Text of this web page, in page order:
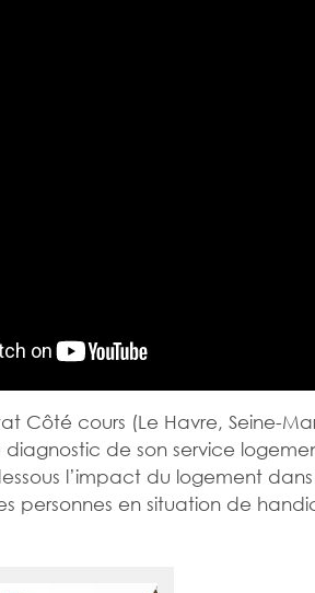
Côté cours (Le Havre, Seine-
diagnostic de son service
l’impact du logement
personnes en situation de